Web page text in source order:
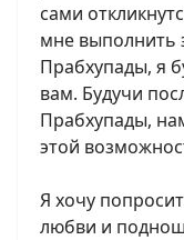
сами
мне выполнить
Прабхупады, я
вам. Будучи
Прабхупады,
этой
Я хочу
любви и